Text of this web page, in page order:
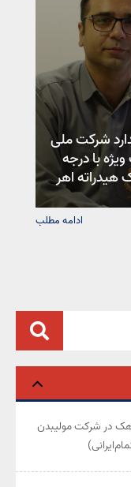
در شرکت مولیبدن
شرکت ملی
با درجه
ادامه مطلب